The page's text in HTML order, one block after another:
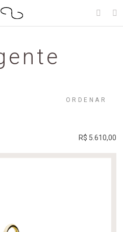
ORDENAR
R$ 5.610,00